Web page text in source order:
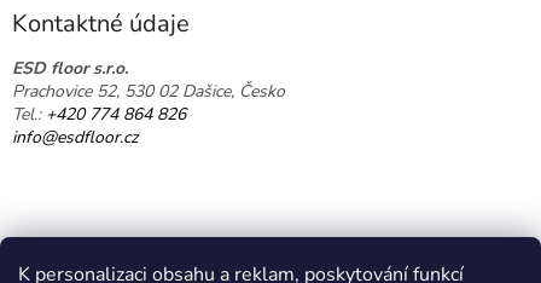
K personalizaci obsahu a reklam, poskytování funkcí
Kontaktné údaje
ESD floor s.r.o.
Prachovice 52, 530 02 Dašice, Česko
Tel.: +420 774 864 826
info@esdfloor.cz